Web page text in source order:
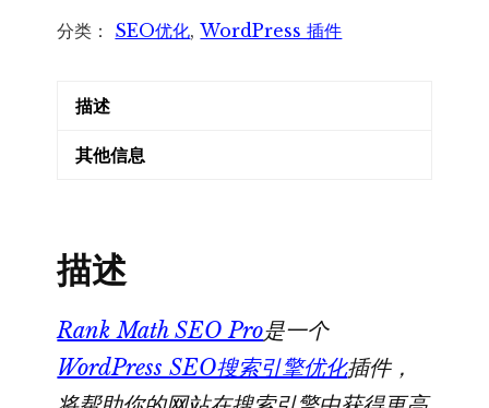
Pro
化
插
件
和
分类： SEO优化,WordPress 插件
描述
其他信息
描述
Rank Math SEO Pro是一个
WordPress SEO搜索引擎优化插件，